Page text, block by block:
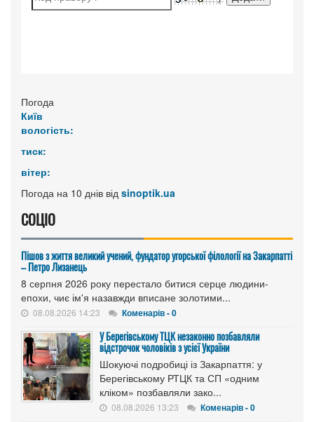
Погода
Київ
вологість:
тиск:
вітер:
Погода на 10 днів від sinoptik.ua
СОЦІО
Пішов з життя великий учений, фундатор угорської філології на Закарпатті
– Петро Лизанець
8 серпня 2026 року перестало битися серце людини-
епохи, чиє ім'я назавжди вписане золотими...
08.08.2026 14:23 Коменарів - 0
У Берегівському ТЦК незаконно позбавляли
відстрочок чоловіків з усієї України
Шокуючі подробиці із Закарпаття: у
Берегівському РТЦК та СП «одним
кліком» позбавляли зако...
08.08.2026 13:23 Коменарів - 0